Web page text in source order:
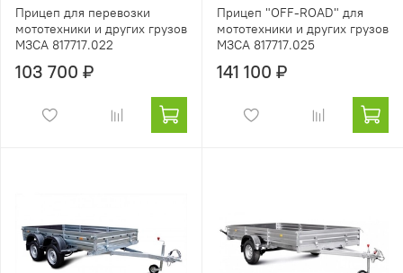
Прицеп для перевозки
мототехники и других грузов
МЗСА 817717.022
103 700 ₽
Прицеп "OFF-ROAD" для
мототехники и других грузов
МЗСА 817717.025
141 100 ₽